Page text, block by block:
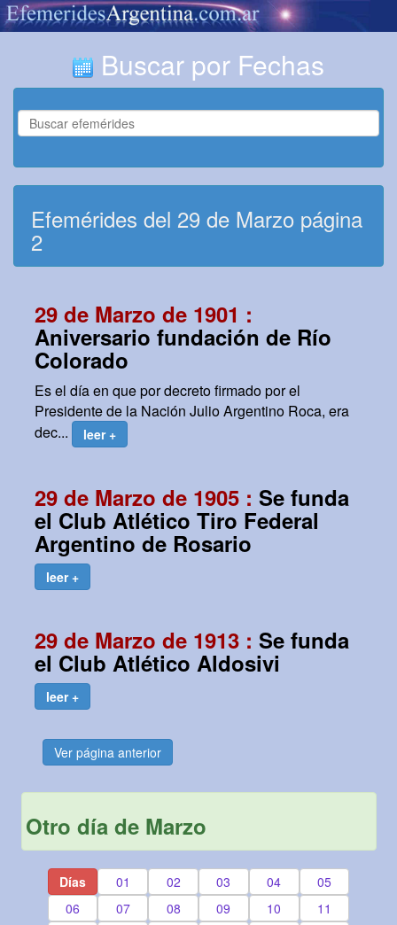
Buscar por Fechas
Efemérides del 29 de Marzo página
2
29 de Marzo de 1901 :
Aniversario fundación de Río
Colorado
Es el día en que por decreto firmado por el
Presidente de la Nación Julio Argentino Roca, era
dec...
leer +
29 de Marzo de 1905 : Se funda
el Club Atlético Tiro Federal
Argentino de Rosario
leer +
29 de Marzo de 1913 : Se funda
el Club Atlético Aldosivi
leer +
Ver página anterior
Otro día de Marzo
Días 01 02 03 04
05
06
07 08 09 10
11